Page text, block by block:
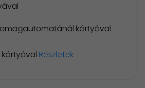
kártyával
kártyával Részletek